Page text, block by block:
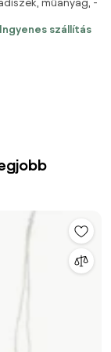
szett 12x6cm
műanyag, -
Ingyenes szállítás